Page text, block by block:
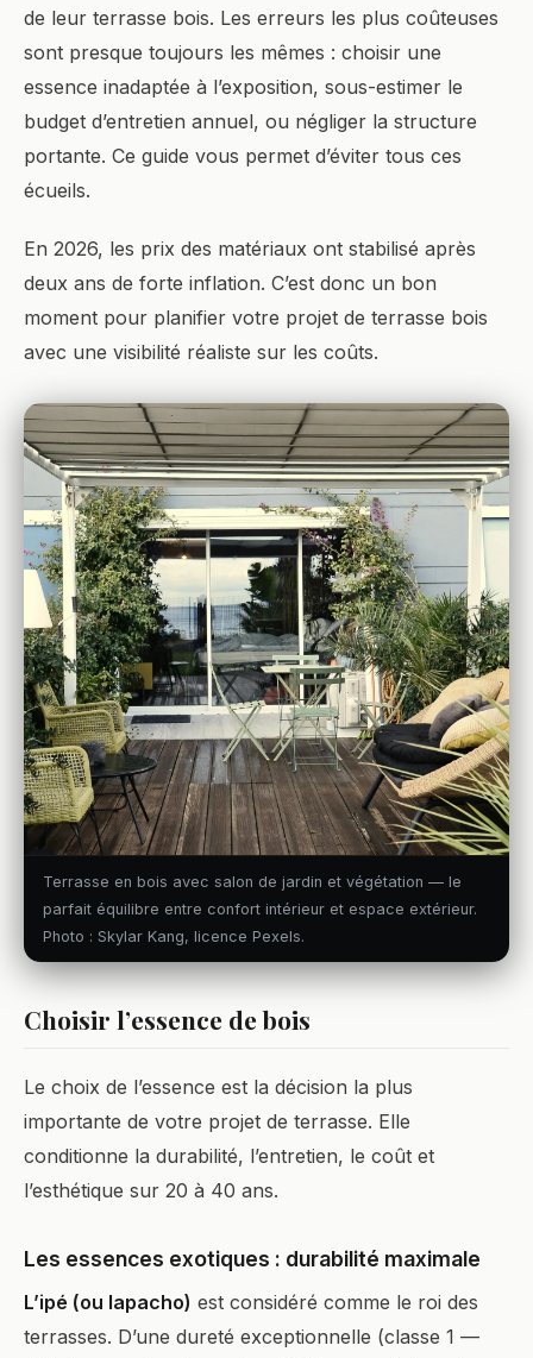
de leur terrasse bois. Les erreurs les plus coûteuses
sont presque toujours les mêmes : choisir une
essence inadaptée à l’exposition, sous-estimer le
budget d’entretien annuel, ou négliger la structure
portante. Ce guide vous permet d’éviter tous ces
écueils.
En 2026, les prix des matériaux ont stabilisé après
deux ans de forte inflation. C’est donc un bon
moment pour planifier votre projet de terrasse bois
avec une visibilité réaliste sur les coûts.
Terrasse en bois avec salon de jardin et végétation — le
parfait équilibre entre confort intérieur et espace extérieur.
Photo : Skylar Kang, licence Pexels.
Choisir l’essence de bois
Le choix de l’essence est la décision la plus
importante de votre projet de terrasse. Elle
conditionne la durabilité, l’entretien, le coût et
l’esthétique sur 20 à 40 ans.
Les essences exotiques : durabilité maximale
L’ipé (ou lapacho) est considéré comme le roi des
terrasses. D’une dureté exceptionnelle (classe 1 —